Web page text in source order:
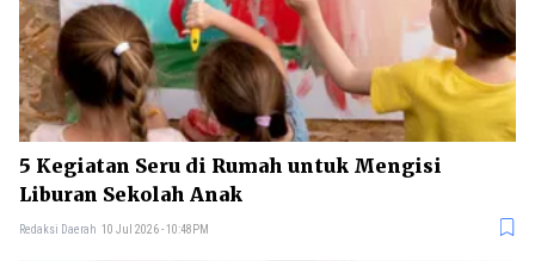
5 Kegiatan Seru di Rumah untuk Mengisi
Liburan Sekolah Anak
Redaksi Daerah 10 Jul 2026 - 10:48PM